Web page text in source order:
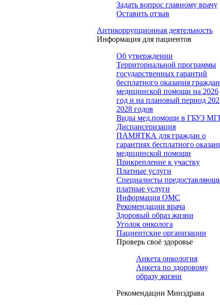
Задать вопрос главному врачу
Оставить отзыв
Антикоррупционная деятельность
Информация для пациентов
Об утверждении
Территориальной программы
государственных гарантий
бесплатного оказания
медицинской помощи на 2026
год и на плановый период
2028 годов
Виды мед.помощи в ГБУЗ
Диспансеризация
ПАМЯТКА для граждан о
гарантиях бесплатного
медицинской помощи
Прикрепление к участку
Платные услуги
Специалисты
платные услуги
Информация ОМС
Рекомендации врача
Здоровый образ жизни
Уголок онколога
Пациентские организации
Проверь своё здоровье
Анкета онкология
Анкета по здоровому
образу жизни
Рекомендации Минздрава